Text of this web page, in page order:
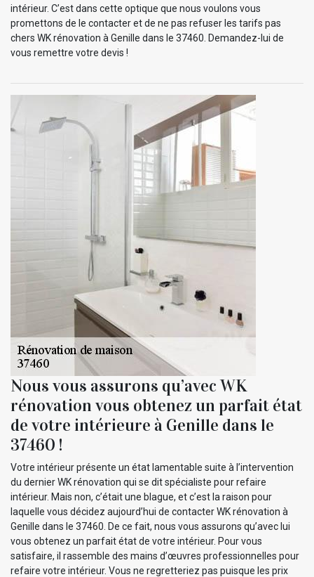
intérieur. C’est dans cette optique que nous voulons vous
promettons de le contacter et de ne pas refuser les tarifs pas
chers WK rénovation à Genille dans le 37460. Demandez-lui de
vous remettre votre devis !
Nous vous assurons qu’avec WK
rénovation vous obtenez un parfait état
de votre intérieure à Genille dans le
37460 !
Votre intérieur présente un état lamentable suite à l’intervention
du dernier WK rénovation qui se dit spécialiste pour refaire
intérieur. Mais non, c’était une blague, et c’est la raison pour
laquelle vous décidez aujourd’hui de contacter WK rénovation à
Genille dans le 37460. De ce fait, nous vous assurons qu’avec lui
vous obtenez un parfait état de votre intérieur. Pour vous
satisfaire, il rassemble des mains d’œuvres professionnelles pour
refaire votre intérieur. Vous ne regretteriez pas puisque les prix